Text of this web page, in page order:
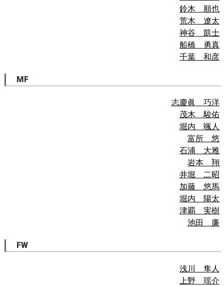
鈴木 順也
荒木 遼太
神谷 凱士
船橋 勇真
千葉 和彦
MF
志慶眞 巧洋
茂木 駿佑
堀内 颯人
富所 悠
石浦 大雅
岩本 翔
井堀 二昭
加藤 悠馬
堀内 陽太
津覇 実樹
池田 廉
FW
浅川 隼人
上野 瑶介